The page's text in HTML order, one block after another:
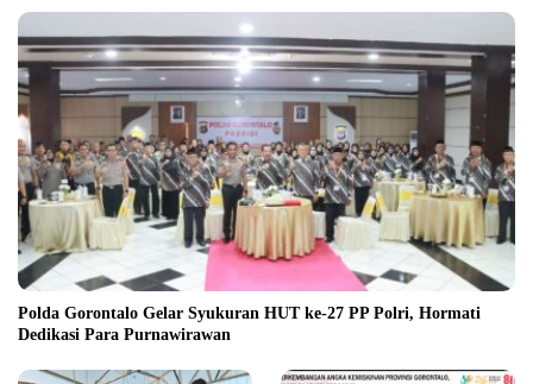
Polda Gorontalo Gelar Syukuran HUT ke-27 PP Polri, Hormati
Dedikasi Para Purnawirawan